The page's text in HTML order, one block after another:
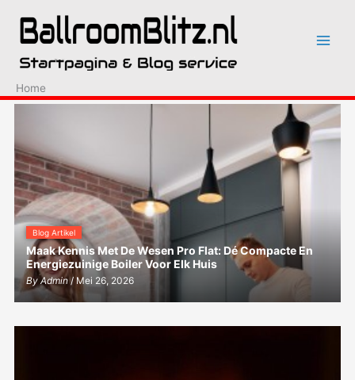
inhoud
Home
Blog Artikel
Maak Kennis Met De Wesen Pro Flat: Dé Compacte En
Energiezuinige Boiler Voor Elk Huis
By Admin/ Mei 26, 2026